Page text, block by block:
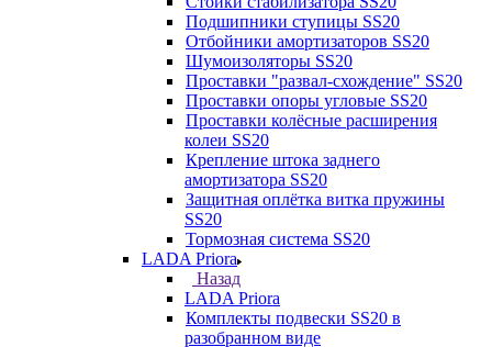
Подшипники ступицы SS20
Отбойники амортизаторов SS20
Шумоизоляторы SS20
Проставки "развал-схождение" SS20
Проставки опоры угловые SS20
Проставки колёсные расширения
колеи SS20
Крепление штока заднего
амортизатора SS20
Защитная оплётка витка пружины
SS20
Тормозная система SS20
LADA Priora
Назад
LADA Priora
Комплекты подвески SS20 в
разобранном виде